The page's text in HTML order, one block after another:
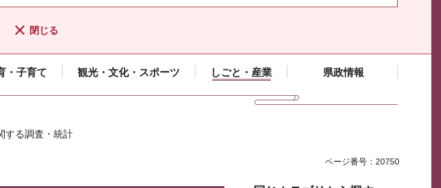
閉じる
・子育て 観光・文化・スポーツ しごと・産業 県政情報
する調査・統計
ページ番号：20750